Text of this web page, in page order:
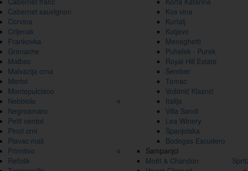
Cabernet sauvignon
Corvina
Crljenak
Frankovka
Grenache
Malbec
Malvazija crna
Merlot
Montepulciano
Nebbiolo
Negroamaro
Petit verdot
Pinot crni
Plavac mali
Primitivo
Refošk
Kos vina
Kurtalj
Kutjevo
Meneghetti
Puhelek - Purek
Royal Hill Estate
Šember
Tomac
Voštinić Klasnić
Italija
Villa Sandi
Lea Winery
Španjolska
Bodegas Escudero
Šampanjci
Moët & Chandon